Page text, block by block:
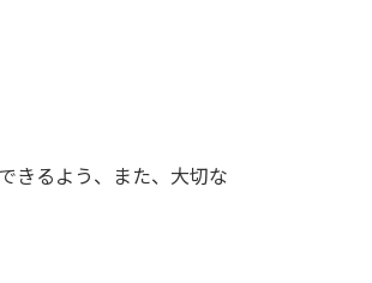
きるよう、また、大切な